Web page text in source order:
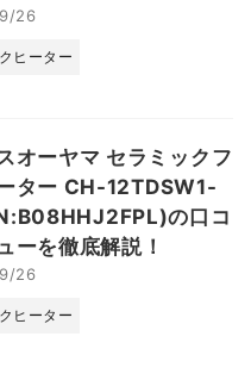
26
ヒーター
オーヤマ セラミックフ
ター CH-12TDSW1-
の口コ
ーを徹底解説！
26
ヒーター